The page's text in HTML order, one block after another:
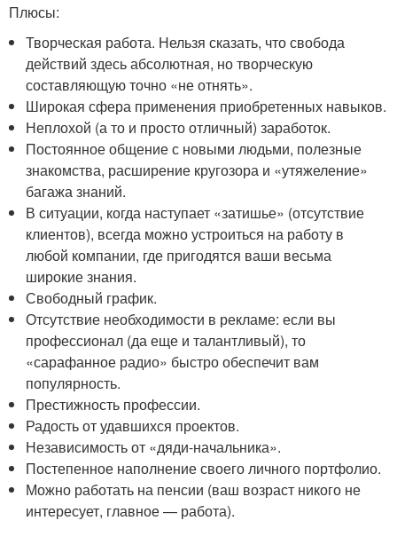
Плюсы:
Творческая работа. Нельзя сказать, что свобода
действий здесь абсолютная, но творческую
составляющую точно «не отнять».
Широкая сфера применения приобретенных навыков.
Неплохой (а то и просто отличный) заработок.
Постоянное общение с новыми людьми, полезные
знакомства, расширение кругозора и «утяжеление»
багажа знаний.
В ситуации, когда наступает «затишье» (отсутствие
клиентов), всегда можно устроиться на работу в
любой компании, где пригодятся ваши весьма
широкие знания.
Свободный график.
Отсутствие необходимости в рекламе: если вы
профессионал (да еще и талантливый), то
«сарафанное радио» быстро обеспечит вам
популярность.
Престижность профессии.
Радость от удавшихся проектов.
Независимость от «дяди-начальника».
Постепенное наполнение своего личного портфолио.
Можно работать на пенсии (ваш возраст никого не
интересует, главное — работа).